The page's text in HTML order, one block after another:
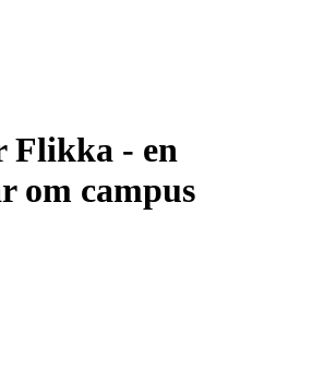
Flikka - en
om campus